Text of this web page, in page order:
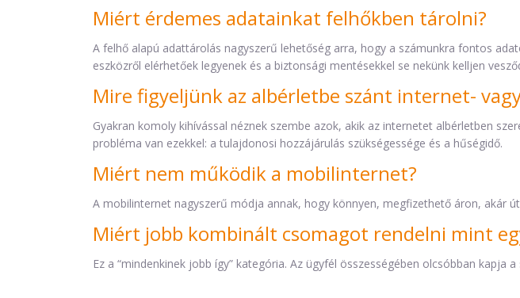
Miért érdemes adatainkat felhőkben tárolni?
A felhő alapú adattárolás nagyszerű lehetőség arra, hogy a számunkra fontos
eszközről elérhetőek legyenek és a biztonsági mentésekkel se nekünk kelljen
Mire figyeljünk az albérletbe szánt internet-
Gyakran komoly kihívással néznek szembe azok, akik az internetet albérletben
probléma van ezekkel: a tulajdonosi hozzájárulás szükségessége és a hűségidő.
Miért nem működik a mobilinternet?
A mobilinternet nagyszerű módja annak, hogy könnyen, megfizethető áron, akár
Miért jobb kombinált csomagot rendelni mint
Ez a “mindenkinek jobb így” kategória. Az ügyfél összességében olcsóbban